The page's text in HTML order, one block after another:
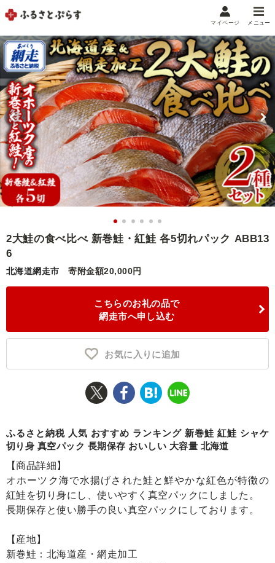
メニュー
マイメニュー
マイページ
お気に入り 閲覧履歴
メニュー
お礼の品から探す
お礼の品をカテゴリや金額で絞り込み
自治体から探す
ランキング
特集・おすすめ
マイページ
2大鮭の食べ比べ 新巻鮭・紅鮭 各5切れパック ABB13
6
北海道網走市 寄附金額20,000円
こちらのお礼の品で
網走市へ申し込む
お気に入りに追加
ふるさと納税 人気 おすすめ ランキング 新巻鮭 紅鮭 シャケ
切り身 真空パック 長期保存 おいしい 大容量 北海道
【商品詳細】
オホーツク海で水揚げされた鮭と鮮やかな紅色が特徴の
紅鮭を切り身にし、使いやすく真空パックにしました。
長期保存と使い勝手の良い真空パックにしております。
【産地】
新巻鮭：北海道産・網走加工